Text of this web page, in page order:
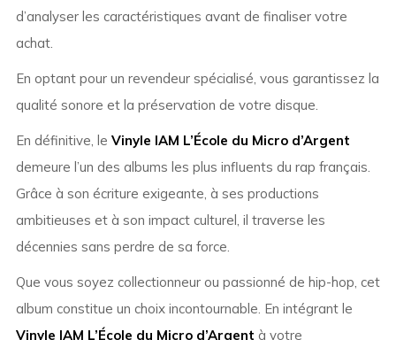
d’analyser les caractéristiques avant de finaliser votre
achat.
En optant pour un revendeur spécialisé, vous garantissez la
qualité sonore et la préservation de votre disque.
En définitive, le Vinyle IAM L’École du Micro d’Argent
demeure l’un des albums les plus influents du rap français.
Grâce à son écriture exigeante, à ses productions
ambitieuses et à son impact culturel, il traverse les
décennies sans perdre de sa force.
Que vous soyez collectionneur ou passionné de hip-hop, cet
album constitue un choix incontournable. En intégrant le
Vinyle IAM L’École du Micro d’Argent à votre